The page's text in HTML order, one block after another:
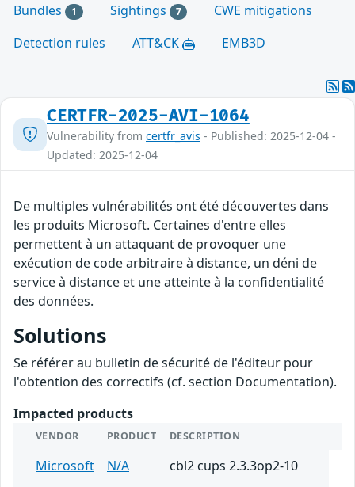
Bundles 1 Sightings 7
CWE mitigations
Detection rules
ATT&CK EMB3D
CERTFR-2025-AVI-1064
Vulnerability from certfr_avis - Published: 2025-12-04 -
Updated: 2025-12-04
De multiples vulnérabilités ont été découvertes dans
les produits Microsoft. Certaines d'entre elles
permettent à un attaquant de provoquer une
exécution de code arbitraire à distance, un déni de
service à distance et une atteinte à la confidentialité
des données.
Solutions
Se référer au bulletin de sécurité de l'éditeur pour
l'obtention des correctifs (cf. section Documentation).
Impacted products
VENDOR PRODUCT DESCRIPTION
Microsoft N/A
cbl2 cups 2.3.3op2-10